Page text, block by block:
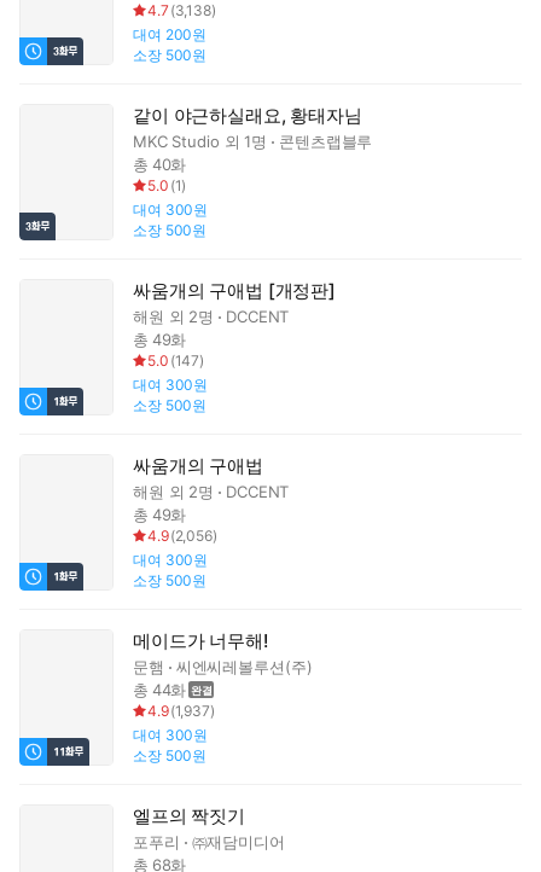
4.7 (3,138)
대여 200원
소장 500원
같이 야근하실래요, 황태자님
MKC Studio 외 1명
콘텐츠랩블루
총 40화
5.0 (1)
대여 300원
소장 500원
싸움개의 구애법 [개정판]
해원 외 2명
DCCENT
총 49화
5.0 (147)
대여 300원
소장 500원
싸움개의 구애법
해원 외 2명
DCCENT
총 49화
4.9(2,056)
대여 300원
소장 500원
메이드가 너무해!
문햄
씨엔씨레볼루션(주)
총 44화
4.9(1,937)
대여 300원
소장 500원
엘프의 짝짓기
포푸리
㈜재담미디어
총 68화